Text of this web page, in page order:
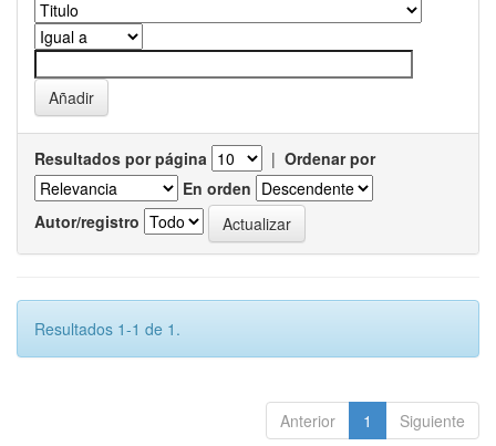
Resultados por página | Ordenar por
En orden
Autor/registro
Resultados 1-1 de 1.
Anterior 1 Siguiente